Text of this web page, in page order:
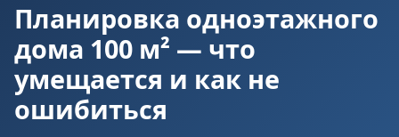
Планировка одноэтажного
дома 100 м² — что
умещается и как не
ошибиться